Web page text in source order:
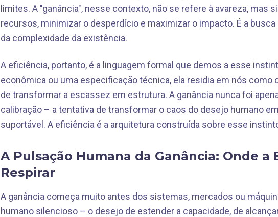
limites. A "ganância", nesse contexto, não se refere à avareza, mas
recursos, minimizar o desperdício e maximizar o impacto. É a
da complexidade da existência.
A eficiência, portanto, é a linguagem formal que demos a esse
econômica ou uma especificação técnica, ela residia em nós
de transformar a escassez em estrutura. A ganância nunca foi
calibração – a tentativa de transformar o caos do desejo humano
suportável. A eficiência é a arquitetura construída sobre esse
A Pulsação Humana da Ganância: Onde a
Respirar
A ganância começa muito antes dos sistemas, mercados ou
humano silencioso – o desejo de estender a capacidade, de